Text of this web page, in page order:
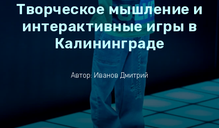
Творческое мышление и
интерактивные игры в
Калининграде
Автор: Иванов Дмитрий